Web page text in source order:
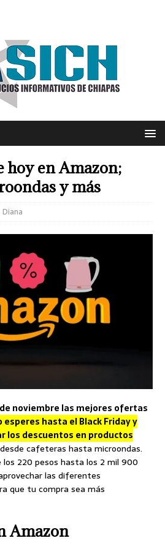
hoy en Amazon;
y más
Diana
noviembre las mejores ofertas
esperes hasta el Black Friday y
los descuentos en productos
cafeteras hasta microondas.
los 220 pesos hasta los 2 mil 900
las diferentes
que tu compra sea más
Amazon